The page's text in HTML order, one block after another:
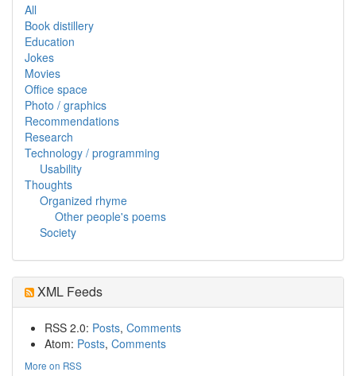
All
Book distillery
Education
Jokes
Movies
Office space
Photo / graphics
Recommendations
Research
Technology / programming
Usability
Thoughts
Organized rhyme
Other people's poems
Society
XML Feeds
RSS 2.0: Posts, Comments
Atom: Posts, Comments
More on RSS